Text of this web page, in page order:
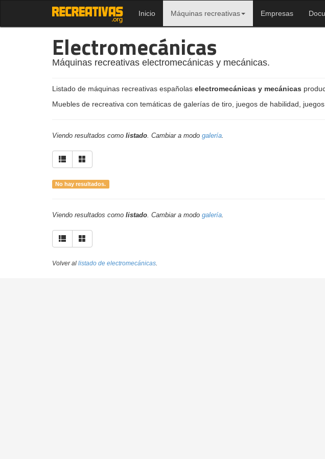
Inicio Máquinas recreativas Empresas
Electromecánicas
Máquinas recreativas electromecánicas y mecánicas.
Listado de máquinas recreativas españolas electromecánicas y mecánicas
Muebles de recreativa con temáticas de galerías de tiro, juegos de habilidad,
Viendo resultados como listado. Cambiar a modo galería.
No hay resultados.
Viendo resultados como listado. Cambiar a modo galería.
Volver al listado de electromecánicas.